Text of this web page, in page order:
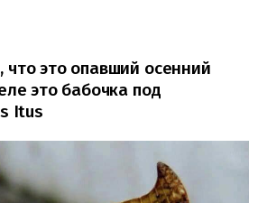
это опавший осенний
это бабочка под
Itus